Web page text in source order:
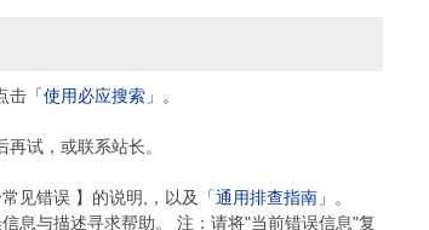
击 「使用必应搜索」。
试，或联系站长。
见错误 】的说明,，以及 「通用排查指南」
。
信息与描述寻求帮助。 注：请将"当前错误信息"复